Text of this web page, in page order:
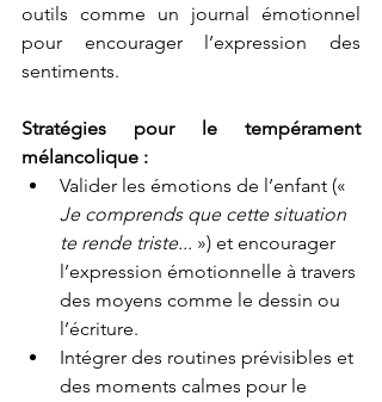
outils comme un journal émotionnel
pour encourager l’expression des
sentiments.
Stratégies pour le tempérament
mélancolique :
Valider les émotions de l’enfant («
Je comprends que cette situation
te rende triste... ») et encourager
l’expression émotionnelle à travers
des moyens comme le dessin ou
l’écriture.
Intégrer des routines prévisibles et
des moments calmes pour le